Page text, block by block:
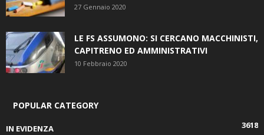
27 Gennaio 2020
LE FS ASSUMONO: SI CERCANO MACCHINISTI,
CAPITRENO ED AMMINISTRATIVI
10 Febbraio 2020
POPULAR CATEGORY
IN EVIDENZA
3618